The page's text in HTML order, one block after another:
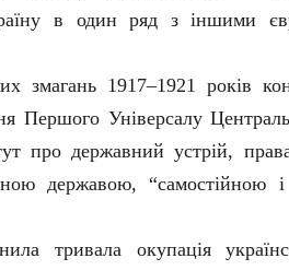
в один ряд з іншими
змагань 1917–1921 років
Першого Універсалу
про державний устрій,
державою, “самостійною
тривала окупація